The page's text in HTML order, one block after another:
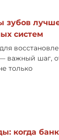
зубов
систем
важный шаг,
только
когда